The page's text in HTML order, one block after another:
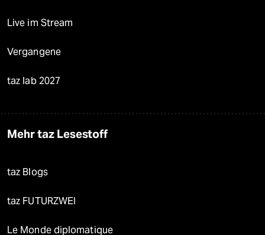
Live im Stream
Vergangene
taz lab 2027
Mehr taz Lesestoff
taz Blogs
taz FUTURZWEI
Le Monde diplomatique